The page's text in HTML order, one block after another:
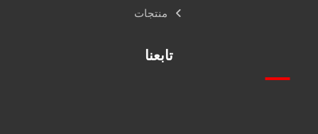
منتجات
تابعنا